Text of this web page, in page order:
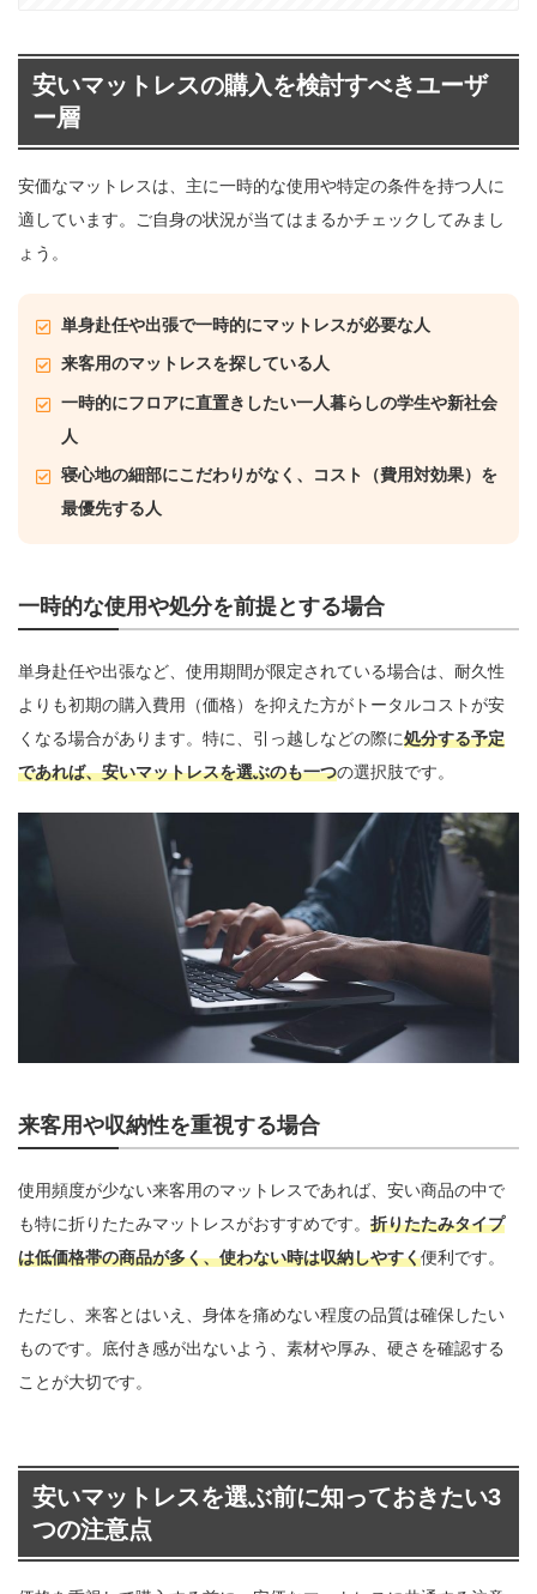
安いマットレスの購入を検討すべきユーザ
ー層
安価なマットレスは、主に一時的な使用や特定の条件を持つ人に
適しています。ご自身の状況が当てはまるかチェックしてみまし
ょう。
単身赴任や出張で一時的にマットレスが必要な人
来客用のマットレスを探している人
一時的にフロアに直置きしたい一人暮らしの学生や新社会
人
寝心地の細部にこだわりがなく、コスト（費用対効果）を
最優先する人
一時的な使用や処分を前提とする場合
単身赴任や出張など、使用期間が限定されている場合は、耐久性
よりも初期の購入費用（価格）を抑えた方がトータルコストが安
くなる場合があります。特に、引っ越しなどの際に処分する予定
であれば、安いマットレスを選ぶのも一つの選択肢です。
来客用や収納性を重視する場合
使用頻度が少ない来客用のマットレスであれば、安い商品の中で
も特に折りたたみマットレスがおすすめです。 折りたたみタイプ
は低価格帯の商品が多く、使わない時は収納しやすく便利です。
ただし、来客とはいえ、身体を痛めない程度の品質は確保したい
ものです。底付き感が出ないよう、素材や厚み、硬さを確認する
ことが大切です。
安いマットレスを選ぶ前に知っておきたい3
つの注意点